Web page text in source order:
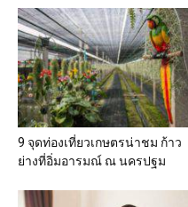
9 จุดท่องเที่ยวเกษตรน่าชม ก้าว
ย่างที่อิ่มอารมณ์ ณ นครปฐม